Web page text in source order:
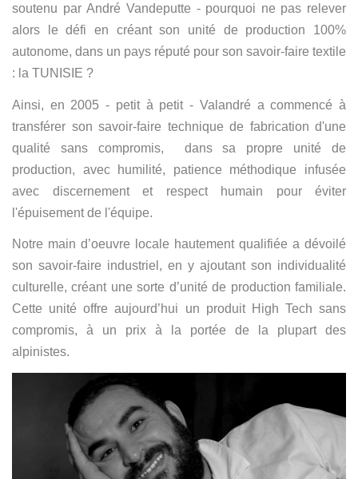
soutenu par André Vandeputte - pourquoi ne pas relever
alors le défi en créant son unité de production 100%
autonome, dans un pays réputé pour son savoir-faire textile
: la TUNISIE ?
Ainsi, en 2005 - petit à petit - Valandré a commencé à
transférer son savoir-faire technique de fabrication d'une
qualité sans compromis, dans sa propre unité de
production, avec humilité, patience méthodique infusée
avec discernement et respect humain pour éviter
l'épuisement de l'équipe.
Notre main d’oeuvre locale hautement qualifiée a dévoilé
son savoir-faire industriel, en y ajoutant son individualité
culturelle, créant une sorte d’unité de production familiale.
Cette unité offre aujourd’hui un produit High Tech sans
compromis, à un prix à la portée de la plupart des
alpinistes.